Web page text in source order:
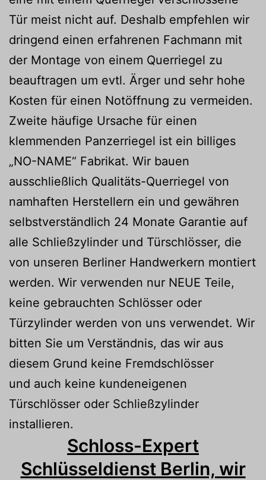
Tür meist nicht auf. Deshalb empfehlen wir
dringend einen erfahrenen Fachmann mit
der Montage von einem Querriegel zu
beauftragen um evtl. Ärger und sehr hohe
Kosten für einen Notöffnung zu vermeiden.
Zweite häufige Ursache für einen
klemmenden Panzerriegel ist ein billiges
„NO-NAME“ Fabrikat. Wir bauen
ausschließlich Qualitäts-Querriegel von
namhaften Herstellern ein und gewähren
selbstverständlich 24 Monate Garantie auf
alle Schließzylinder und Türschlösser, die
von unseren Berliner Handwerkern montiert
werden. Wir verwenden nur NEUE Teile,
keine gebrauchten Schlösser oder
Türzylinder werden von uns verwendet. Wir
bitten Sie um Verständnis, das wir aus
diesem Grund keine Fremdschlösser
und auch keine kundeneigenen
Türschlösser oder Schließzylinder
installieren.
Schloss-Expert
Schlüsseldienst Berlin, wir